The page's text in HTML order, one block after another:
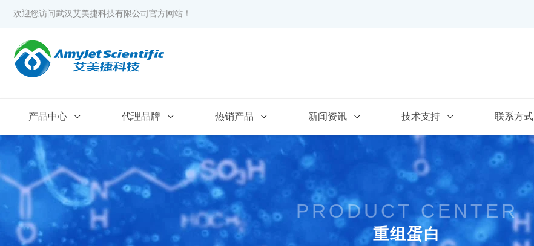
欢迎您访问武汉艾美捷科技有限公司官方网站！
产品中心 代理品牌 热销产品 新闻资讯 技术支持 联系方式
PRODUCT CENTER
重组蛋白